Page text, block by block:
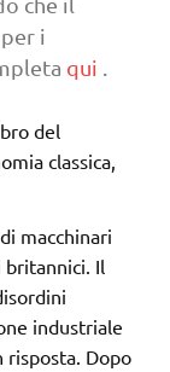
i
qui
del
classica,
macchinari
Il
industriale
risposta. Dopo